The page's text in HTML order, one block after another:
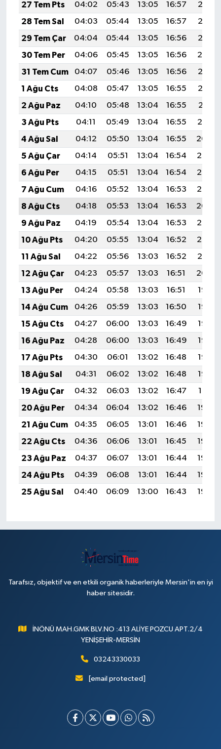
27 Tem Pts
04:02 05:43 13:05 16:57
20:17
28 Tem Sal
04:03 05:44 13:05 16:57
20:16
29 Tem Çar
04:04 05:44 13:05 16:56
20:15
30 Tem Per
04:06 05:45 13:05 16:56
20:14
31 Tem Cum
04:07 05:46 13:05 16:56
20:13
1 Ağu Cts
04:08 05:47 13:05 16:55
20:12
2 Ağu Paz
04:10 05:48 13:04 16:55
20:11
3 Ağu Pts
04:11 05:49 13:04 16:55
20:10
4 Ağu Sal
04:12 05:50 13:04 16:55
20:09
5 Ağu Çar
04:14 05:51 13:04 16:54
20:08
6 Ağu Per
04:15 05:51 13:04 16:54
20:07
7 Ağu Cum
04:16 05:52 13:04 16:53
20:06
8 Ağu Cts
04:18 05:53 13:04 16:53
20:04
9 Ağu Paz
04:19 05:54 13:04 16:53
20:03
10 Ağu Pts
04:20 05:55 13:04 16:52
20:02
11 Ağu Sal
04:22 05:56 13:03 16:52
20:01
12 Ağu Çar
04:23 05:57 13:03 16:51
20:00
13 Ağu Per
04:24 05:58 13:03 16:51
19:58
14 Ağu Cum
04:26 05:59 13:03 16:50
19:57
15 Ağu Cts
04:27 06:00 13:03 16:49
19:56
16 Ağu Paz
04:28 06:00 13:03 16:49
19:55
17 Ağu Pts
04:30 06:01 13:02 16:48
19:53
18 Ağu Sal
04:31 06:02 13:02 16:48
19:52
19 Ağu Çar
04:32 06:03 13:02 16:47
19:51
20 Ağu Per
04:34 06:04 13:02 16:46
19:49
21 Ağu Cum
04:35 06:05 13:01 16:46
19:48
22 Ağu Cts
04:36 06:06 13:01 16:45
19:46
23 Ağu Paz
04:37 06:07 13:01 16:44
19:45
24 Ağu Pts
04:39 06:08 13:01 16:44
19:44
25 Ağu Sal
04:40 06:09 13:00 16:43 19:42
Tarafsız, objektif ve en etkili organik haberleriyle Mersin'in en iyi
haber sitesidir.
İNÖNÜ MAH.GMK BLV.NO :413 ALİYE POZCU APT.2/4
YENİŞEHİR-MERSİN
03243330033
[email protected]